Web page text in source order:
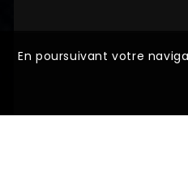
En poursuivant votre